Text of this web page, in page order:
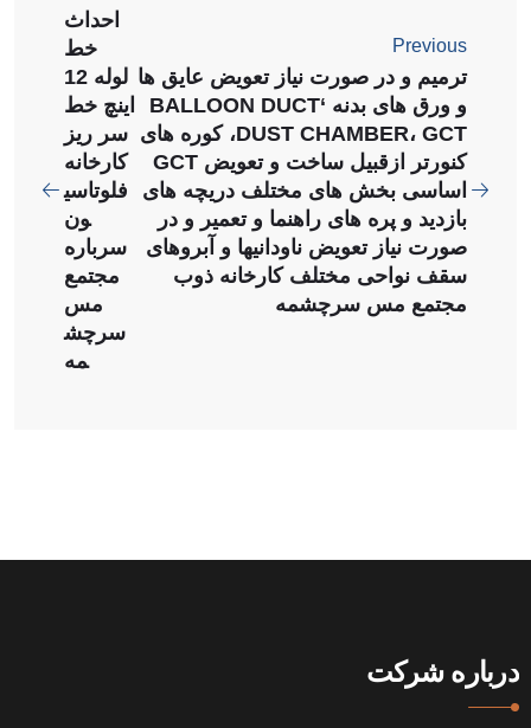
Previous
ترمیم و در صورت نیاز تعویض عایق ها
و ورق های بدنه ‘BALLOON DUCT
،DUST CHAMBER، GCT کوره های
کنورتر ازقبیل ساخت و تعویض GCT
اساسی بخش های مختلف دریچه های
بازدید و پره های راهنما و تعمیر و در
صورت نیاز تعویض ناودانیها و آبروهای
سقف نواحی مختلف کارخانه ذوب
مجتمع مس سرچشمه
احداث
خط
لوله 12
اینچ خط
سر ریز
کارخانه
فلوتاسی
ون
سرباره
مجتمع
مس
سرچش
مه
درباره شرکت